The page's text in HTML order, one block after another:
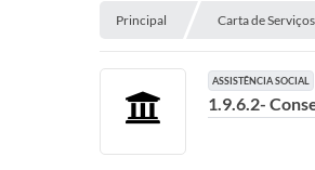
Principal Carta de Serviços
ASSISTÊNCIA SOCIAL
1.9.6.2-